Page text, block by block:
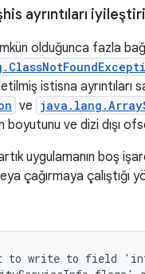
ayrıntıları
olduğunca fazla
istisna ayrıntıları
ve
boyutunu ve dizi dışı
uygulamanın boş
çağırmaya
to write to field